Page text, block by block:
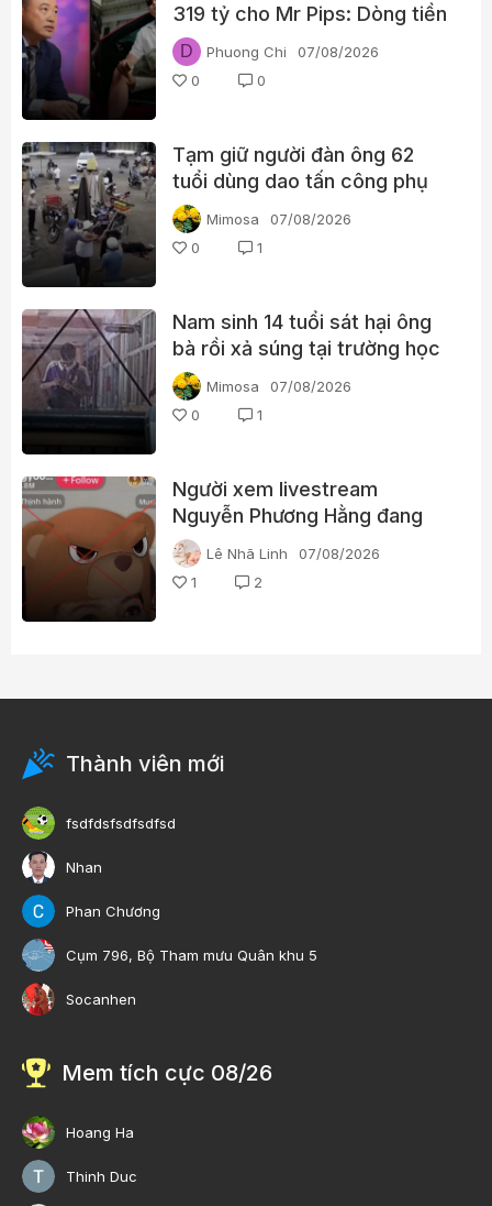
319 tỷ cho Mr Pips: Dòng tiền
đã đi qua Ngân Lượng như thế
nào?
D Phuong Chi
07/08/2026
0
0
Tạm giữ người đàn ông 62
tuổi dùng dao tấn công phụ
nữ giữa chợ
Mimosa
07/08/2026
0
1
Nam sinh 14 tuổi sát hại ông
bà rồi xả súng tại trường học
Thái Lan
Mimosa
07/08/2026
0
1
Người xem livestream
Nguyễn Phương Hằng đang
tìm kiếm điều gì?
Lê Nhã Linh
07/08/2026
1
2
Thành viên mới
fsdfdsfsdfsdfsd
Nhan
Phan Chương
Cụm 796, Bộ Tham mưu Quân khu 5
Socanhen
Mem tích cực 08/26
Hoang Ha
Thinh Duc